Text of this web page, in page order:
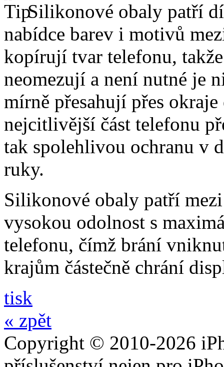
Silikonové obaly patří
nabídce barev i motivů
kopírují tvar telefonu,
neomezují a není nutné je
mírně přesahují přes
nejcitlivější část telefonu
tak spolehlivou ochranu v
ruky.
Silikonové obaly patří
vysokou odolnost s
telefonu, čímž brání
krajům částečně chrání
tisk
« zpět
Copyright © 2010-2026